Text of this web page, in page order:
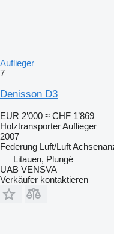
Auflieger
7
Denisson D3
EUR 2’000 ≈ CHF 1’869
Holztransporter Auflieger
2007
Federung Luft/Luft
Litauen, Plungė
UAB VENSVA
Verkäufer kontaktieren